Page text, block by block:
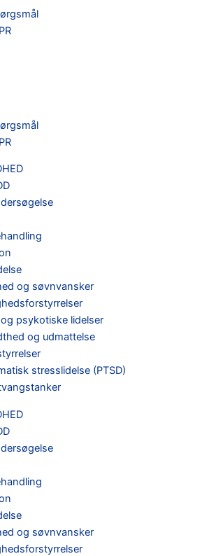
og søvnvansker
psykotiske lidelser
og udmattelse
stresslidelse (PTSD)
og søvnvansker